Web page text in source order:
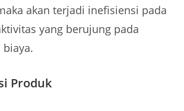
akan terjadi inefisiensi pada
yang berujung pada
Produk